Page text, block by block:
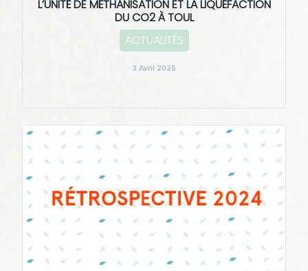
L’UNITÉ DE MÉTHANISATION ET LA LIQUÉFACTION
DU CO2 À TOUL
ACTUALITÉS
3 Avril 2025